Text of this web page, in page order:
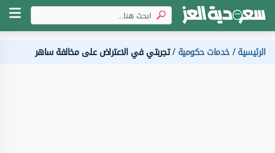
الرئيسية خدمات حكومية تجربتي في الاعتراض على مخالفة ساهر